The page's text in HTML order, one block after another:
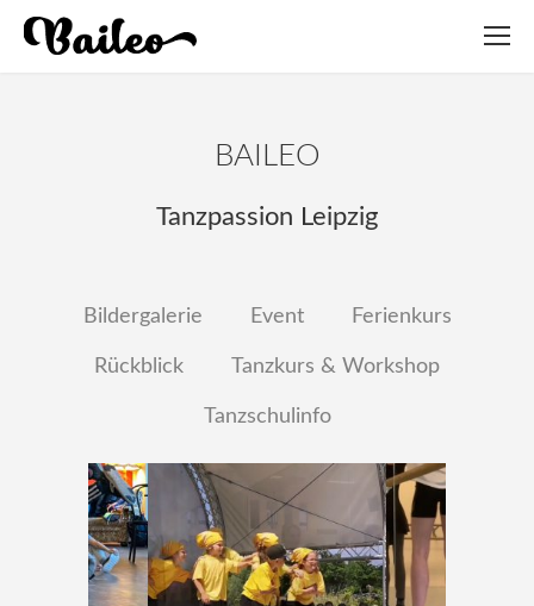
BAILEO
Tanzpassion Leipzig
Bildergalerie Event Ferienkurs
Rückblick Tanzkurs & Workshop
Tanzschulinfo